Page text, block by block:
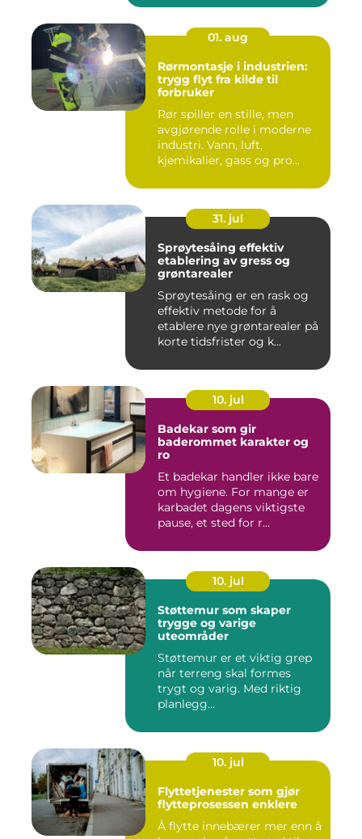
01. aug
Rørmontasje i industrien:
trygg flyt fra kilde til
forbruker
Rør spiller en stille, men
avgjørende rolle i moderne
industri. Vann, luft,
kjemikalier, gass og pro...
31. jul
Sprøytesåing effektiv
etablering av gress og
grøntarealer
Sprøytesåing er en rask og
effektiv metode for å
etablere nye grøntarealer på
korte tidsfrister og k...
10. jul
Badekar som gir
baderommet karakter og
ro
Et badekar handler ikke bare
om hygiene. For mange er
karbadet dagens viktigste
pause, et sted for r...
10. jul
Støttemur som skaper
trygge og varige
uteområder
Støttemur er et viktig grep
når terreng skal formes
trygt og varig. Med riktig
planlegg...
10. jul
Flyttetjenester som gjør
flytteprosessen enklere
Å flytte innebærer mer enn å